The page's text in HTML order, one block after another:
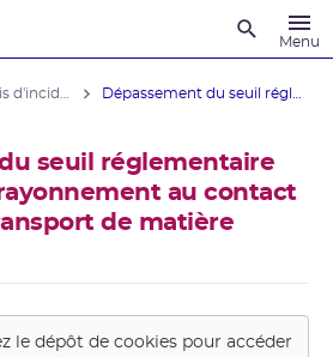
Menu
seuil réglementaire
au contact
de matière
le dépôt de cookies pour accéder